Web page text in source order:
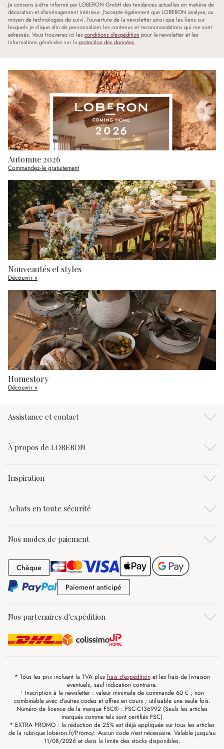
Je consens à être informé par LOBERON GmbH des tendances actuelles en matière de
décoration et d'aménagement intérieur. J'accepte également que LOBERON analyse, au
moyen de technologies de suivi, l'ouverture de la newsletter ainsi que les liens sur
lesquels je clique afin de personnaliser les contenus et recommandations qui me sont
adressés. Vous trouverez ici les conditions d'expédition pour la newsletter et les
informations générales sur laprotection des données.
Automne 2026
Commandez-le gratuitement
Nouveautés et styles
Découvrir »
Homestory
Découvrir »
Assistance et contact
À propos de LOBERON
Inspiration
Achats en toute sécurité
Nos modes de paiement
Chèque Chèque
Paiement anticipé
Nos partenaires d'expédition
* Tous les prix incluent la TVA plus frais d'expéditionet les frais de livraison
éventuels, sauf indication contraire.
¹ Inscription à la newsletter : valeur minimale de commande 60 € ; non
combinable avec d'autres codes et offres en cours ; utilisable une seule fois.
Numéro de licence de la marque FSC® : FSC-C136992 (Seuls les articles
marqués comme tels sont certifiés FSC)
* EXTRA PROMO : la réduction de 25% est déjà appliquée sur tous les articles
de la rubrique loberon.fr/Promo/. Aucun code n'est nécessaire. Valable jusqu'au
11/08/2026 et dans la limite des stocks disponibles.